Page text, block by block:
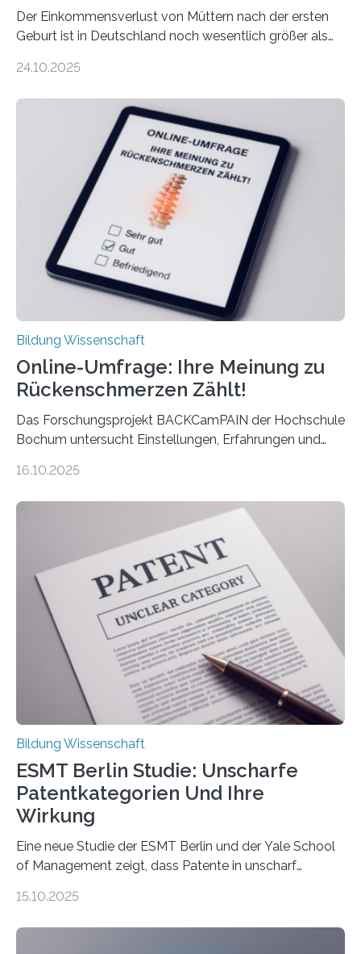
Der Einkommensverlust von Müttern nach der ersten
Geburt ist in Deutschland noch wesentlich größer als
nach der Geburt durchschnittlich fast 30.000 Euro
langfristigen Auswirkungen auf Karriere und die spätere
Rente. Bisherige Schätzungen lagen bei rund 20.000
Euro und damit etwa 30 Prozent zu niedrig. Zu diesem
Ergebnis kommt eine neue Studie des ZEW Mannheim
mit der Universität Tilburg. „Werden Frauen unter 30
Jahren erstmals…
24.10.2025
Bildung Wissenschaft
Online-Umfrage: Ihre Meinung zu
Rückenschmerzen Zählt!
Das Forschungsprojekt BACKCamPAIN der Hochschule
Bochum untersucht Einstellungen, Erfahrungen und
gehören zu den häufigsten gesundheitlichen
Rückenschmerzen denken und welche Erfahrungen sie
damit gemacht haben, kann entscheidend
beeinflussen, wie Schmerzen verlaufen und welche
Therapien wirken. Diese individuellen Überzeugungen
stehen im Mittelpunkt einer aktuellen Studie der
Hochschule Bochum. Im Rahmen des
Promotionsprojekts „BACKCamPAIN“ führt die
Doktorandin Deborah Jost (Hochschule Bochum,
Promotionskolleg NRW) derzeit eine Online-Umfrage
durch. Ziel ist es, herauszufinden,…
16.10.2025
Bildung Wissenschaft
ESMT Berlin Studie: Unscharfe
Patentkategorien Und Ihre
Wirkung
Eine neue Studie der ESMT Berlin und der Yale School
of Management zeigt, dass Patente in unscharf
häufiger zu bahnbrechenden Innovationen führen und
15.10.2025